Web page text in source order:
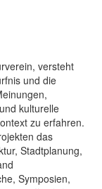
versteht
und die
kulturelle
zu erfahren.
das
Stadtplanung,
Symposien,